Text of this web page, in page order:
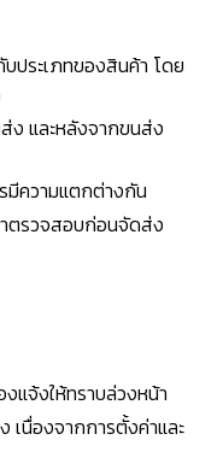
ประเภทของสินค้า โดย
ง และหลังจากขนส่ง
มีความแตกต่างกัน
ตรวจสอบก่อนจัดส่ง
แจ้งให้ทราบล่วงหน้า
เนื่องจากการตั้งค่าและ